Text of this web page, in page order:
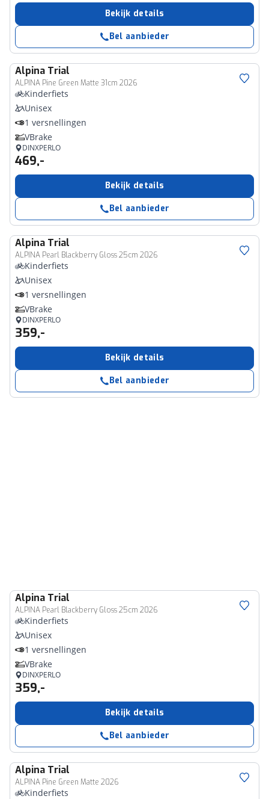
Bekijk details
Bel aanbieder
Alpina Trial
ALPINA Pine Green Matte 31cm 2026
Kinderfiets
Unisex
1 versnellingen
VBrake
DINXPERLO
469,-
Bekijk details
Bel aanbieder
Alpina Trial
ALPINA Pearl Blackberry Gloss 25cm 2026
Kinderfiets
Unisex
1 versnellingen
VBrake
DINXPERLO
359,-
Bekijk details
Bel aanbieder
Alpina Trial
ALPINA Pearl Blackberry Gloss 25cm 2026
Kinderfiets
Unisex
1 versnellingen
VBrake
DINXPERLO
359,-
Bekijk details
Bel aanbieder
Alpina Trial
ALPINA Pine Green Matte 2026
Kinderfiets